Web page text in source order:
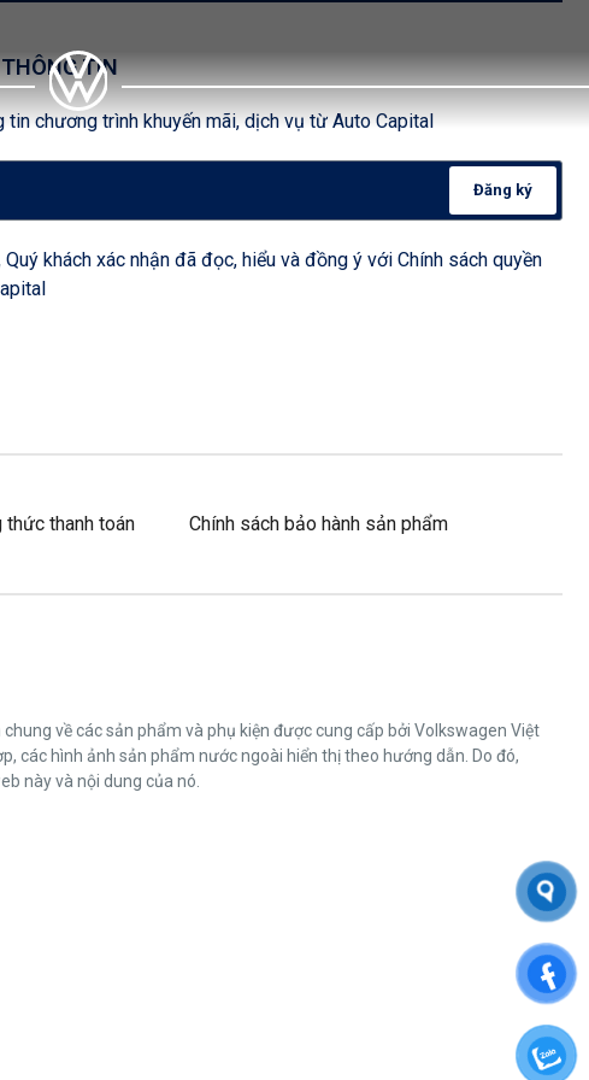
TIN
tin chương trình khuyến mãi, dịch vụ từ Auto Capital
Đăng ký
khách xác nhận đã đọc, hiểu và đồng ý với Chính sách quyền
thức thanh toán Chính sách bảo hành sản phẩm
về các sản phẩm và phụ kiện được cung cấp bởi Volkswagen Việt
các hình ảnh sản phẩm nước ngoài hiển thị theo hướng dẫn. Do đó,
này và nội dung của nó.